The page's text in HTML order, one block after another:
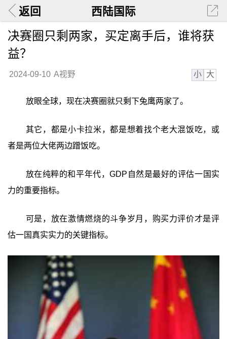
返回 西陆国际
决赛圈只剩两家，买定离手后，谁将获
益？
2024-09-10 A视野 小 大
放眼全球，现在决赛圈就只剩下兔鹰两家了。
其它，都是小卡拉米，都是想着找个老大混饭吃，或
者是两位大佬两边蹭饭吃。
放在纯粹的和平年代，GDP自然是最好的评估一国实
力的重要指标。
可是，放在激情燃烧的斗争岁月，购买力评价才是评
估一国真实实力的关键指标。